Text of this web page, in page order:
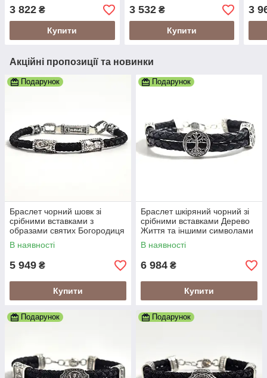
3 822 ₴
Купити
3 532₴
Купити
см
3
Акційні пропозиції та новинки
Подарунок
Браслет чорний шовк зі
срібними вставками з
образами святих Богородиця
та Спаситель
В наявності
5 949 ₴
Купити
Подарунок
Браслет шкіряний чорний зі
срібними вставками Дерево
Життя та іншими символами
В наявності
6 984 ₴
Купити
Подарунок Подарунок